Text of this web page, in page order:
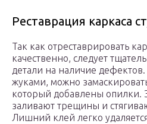
Реставрация каркаса
Так как отреставрировать
качественно, следует
детали на наличие
жуками, можно
который добавлены опилки.
заливают трещины и
Лишний клей легко